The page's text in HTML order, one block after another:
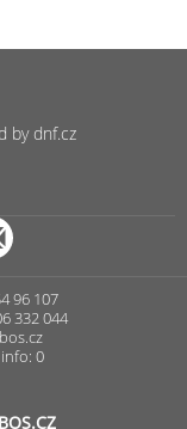
by dnf.cz
96 107
332 044
0